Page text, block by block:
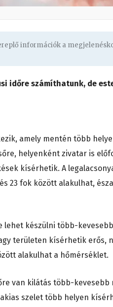
információk a
időre számíthatunk, de
amely mentén több
helyenként zivatar is
kísérhetik. A
23 fok között alakulhat,
lehet készülni több-
területen kísérhetik erős,
alakulhat a hőmérséklet.
van kilátás több-kevesebb
szelet több helyen